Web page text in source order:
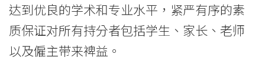
学
院
达到优良的学术和专业水平，紧严有序的素
质保证对所有持分者包括学生、家长、老师
以及僱主带来裨益。